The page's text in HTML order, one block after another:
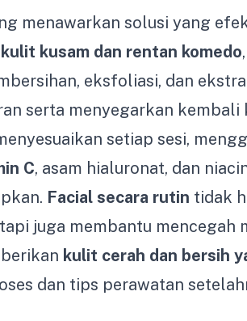
menawarkan solusi yang
kulit kusam dan rentan komedo
eksfoliasi, dan
serta menyegarkan kembali
setiap sesi,
C, asam hialuronat, dan
Facial secara rutin tidak
juga membantu mencegah
kulit cerah dan bersih
dan tips perawatan